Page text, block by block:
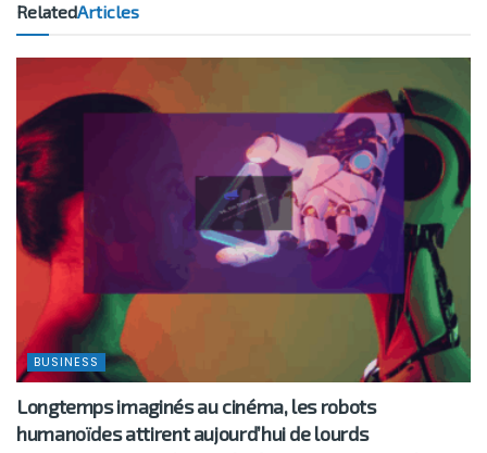
RelatedArticles
BUSINESS
Longtemps imaginés au cinéma, les robots
humanoïdes attirent aujourd’hui de lourds